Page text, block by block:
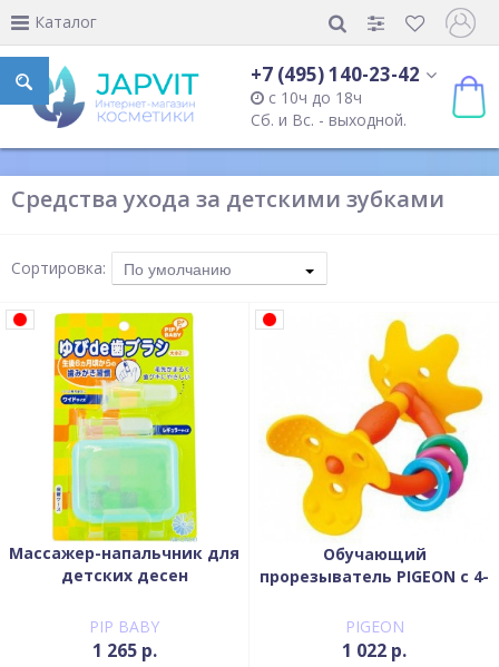
Каталог
+7 (495) 140-23-42
с 10ч до 18ч
Сб. и Вс. - выходной.
Средства ухода за детскими зубками
Сортировка: По умолчанию
Массажер-напальчник для
детских десен
PIP BABY
1 265 р.
Обучающий
прорезыватель PIGEON с 4-
PIGEON
1 022 р.